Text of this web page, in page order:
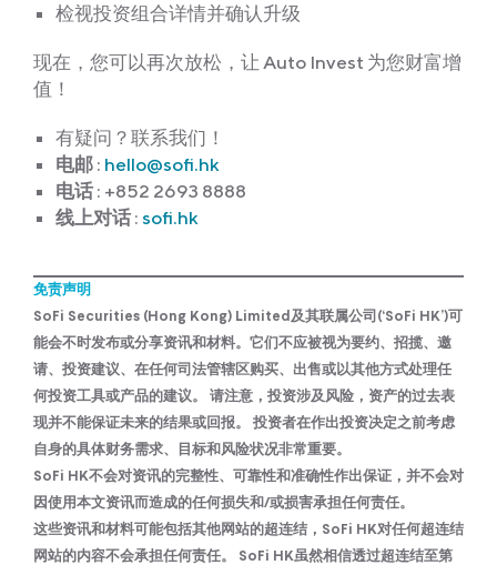
检视投资组合详情并确认升级
现在，您可以再次放松，让 Auto Invest 为您财富增
值！
有疑问？联系我们！
电邮 : hello@sofi.hk
电话 : +852 2693 8888
线上对话 : sofi.hk
免责声明
SoFi Securities (Hong Kong) Limited及其联属公司(‘SoFi HK’)可
能会不时发布或分享资讯和材料。它们不应被视为要约、招揽、邀
请、投资建议、在任何司法管辖区购买、出售或以其他方式处理任
何投资工具或产品的建议。 请注意，投资涉及风险，资产的过去表
现并不能保证未来的结果或回报。 投资者在作出投资决定之前考虑
自身的具体财务需求、目标和风险状况非常重要。
SoFi HK不会对资讯的完整性、可靠性和准确性作出保证，并不会对
因使用本文资讯而造成的任何损失和/或损害承担任何责任。
这些资讯和材料可能包括其他网站的超连结，SoFi HK对任何超连结
网站的内容不会承担任何责任。 SoFi HK虽然相信透过超连结至第